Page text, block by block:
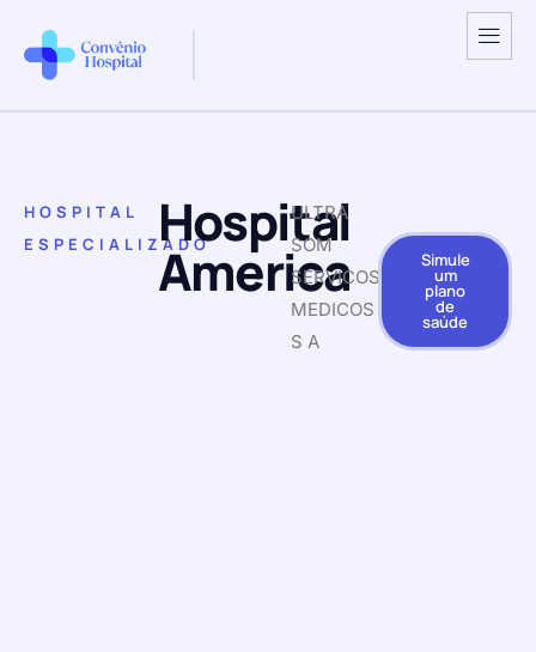
HOSPITAL
ESPECIALIZADOHospital
America
ULTRA
SOM
SERVICOS
MEDICOS
S A
Simule
um
plano
de
saúde